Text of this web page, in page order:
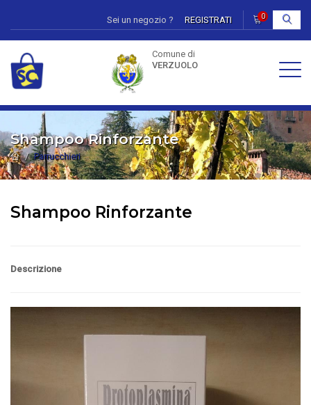
Sei un negozio ? REGISTRATI 0
Comune di
VERZUOLO
Shampoo Rinforzante
Parrucchieri
Shampoo Rinforzante
Descrizione